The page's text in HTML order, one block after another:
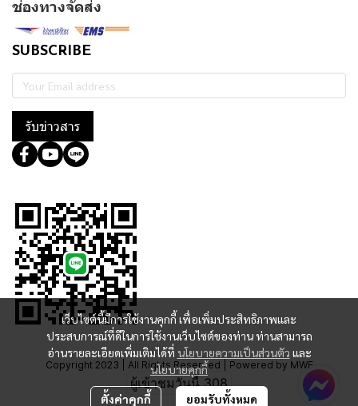
เว็บไซต์นี้มีการใช้งานคุกกี้ เพื่อเพิ่มประสิทธิภาพและ
ประสบการณ์ที่ดีในการใช้งานเว็บไซต์ของท่าน ท่านสามารถ
อ่านรายละเอียดเพิ่มเติมได้ที่ นโยบายความเป็นส่วนตัว และ
นโยบายคุกกี้
ตั้งค่าคุกกี้ ยอมรับทั้งหมด
ช่องทางจัดส่ง
SUBSCRIBE
รับข่าวสาร
Copyright 2023 | All Rights Reserved | Powered by MWE
ผู้เข้าชมวันนี้308